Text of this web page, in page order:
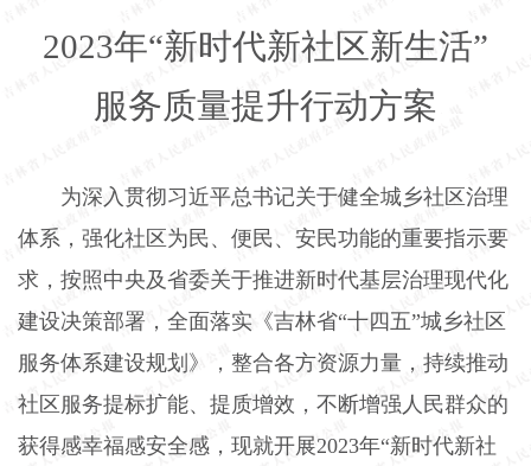
2023年“新时代新社区新生活”
服务质量提升行动方案
为深入贯彻习近平总书记关于健全城乡社区治理
体系，强化社区为民、便民、安民功能的重要指示要
求，按照中央及省委关于推进新时代基层治理现代化
建设决策部署，全面落实《吉林省“十四五”城乡社区
服务体系建设规划》，整合各方资源力量，持续推动
社区服务提标扩能、提质增效，不断增强人民群众的
获得感幸福感安全感，现就开展2023年“新时代新社